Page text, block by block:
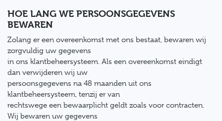
HOE LANG WE PERSOONSGEGEVENS
BEWAREN
Zolang er een overeenkomst met ons bestaat, bewaren wij
zorgvuldig uw gegevens
in ons klantbeheersysteem. Als een overeenkomst eindigt
dan verwijderen wij uw
persoonsgegevens na 48 maanden uit ons
klantbeheersysteem, tenzij er van
rechtswege een bewaarplicht geldt zoals voor contracten.
Wij bewaren uw gegevens